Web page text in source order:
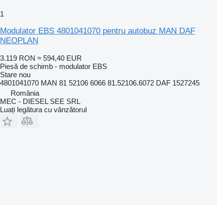
1
Modulator EBS 4801041070 pentru autobuz MAN DAF
NEOPLAN
3.119 RON ≈ 594,40 EUR
Piesă de schimb - modulator EBS
Stare nou
4801041070 MAN 81 52106 6066 81.52106.6072 DAF 1527245
România
MEC - DIESEL SEE SRL
Luați legătura cu vânzătorul